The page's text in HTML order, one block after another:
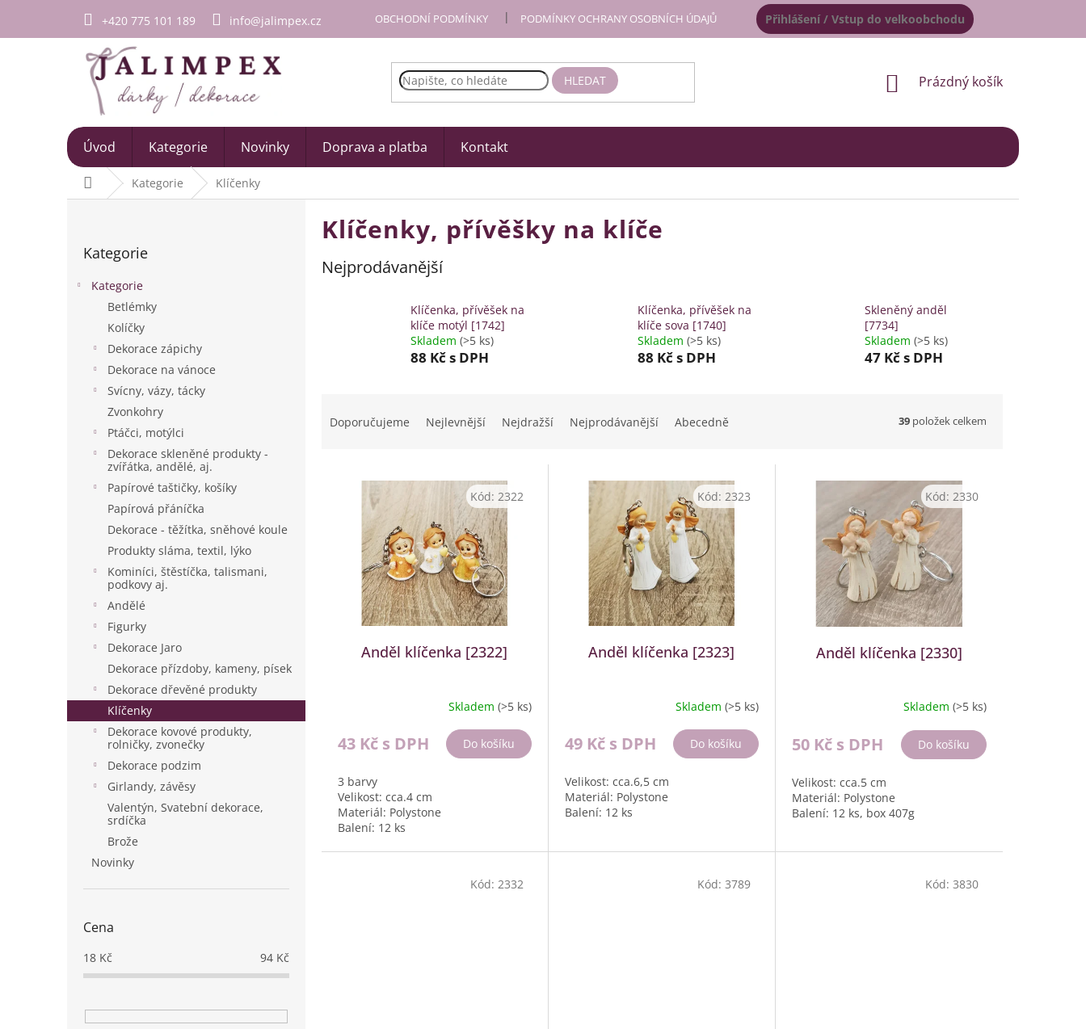
obsah
+420 775 101 189 info@jalimpex.cz OBCHODNÍ PODMÍNKY PODMÍNKY OCHRANY OSOBNÍCH ÚDAJŮ Přihlášení / Vstup do velkoobchodu
HLEDAT
NÁKUPNÍ
Prázdný košík
Úvod Kategorie Novinky Doprava a platba Kontakt
Domů Kategorie Klíčenky
kategorie
Kategorie
Kategorie
Betlémky
Kolíčky
Dekorace zápichy
Dekorace na vánoce
Svícny, vázy, tácky
Zvonkohry
Ptáčci, motýlci
Dekorace skleněné produkty -
zvířátka, andělé, aj.
Papírové taštičky, košíky
Papírová přáníčka
Dekorace - těžítka, sněhové koule
Produkty sláma, textil, lýko
Kominíci, štěstíčka, talismani,
podkovy aj.
Andělé
Figurky
Dekorace Jaro
Dekorace přízdoby, kameny, písek
Dekorace dřevěné produkty
Klíčenky
Dekorace kovové produkty,
rolničky, zvonečky
Dekorace podzim
Girlandy, závěsy
Valentýn, Svatební dekorace,
srdíčka
Brože
Novinky
Cena
18 Kč 94 Kč
Klíčenky, přívěšky na klíče
Nejprodávanější
Klíčenka, přívěšek na
klíče motýl [1742]
Skladem (>5 ks)
88 Kčs DPH
Klíčenka, přívěšek na
klíče sova [1740]
Skladem (>5 ks)
88 Kčs DPH
Skleněný anděl
[7734]
Skladem (>5 ks)
47 Kčs DPH
Doporučujeme Nejlevnější Nejdražší Nejprodávanější Abecedně 39 položek celkem
Anděl klíčenka [2322]
Skladem (>5 ks)
43 Kč s DPH Do košíku
3 barvy
Velikost: cca.4 cm
Materiál: Polystone
Balení: 12 ks
Kód: 2322
Anděl klíčenka [2323]
Skladem (>5 ks)
49 Kč s DPH Do košíku
Velikost: cca.6,5 cm
Materiál: Polystone
Balení: 12 ks
Kód: 2323
Anděl klíčenka [2330]
Skladem (>5 ks)
50 Kč s DPH Do košíku
Velikost: cca.5 cm
Materiál: Polystone
Balení: 12 ks, box 407g
Kód: 2330
Kód: 2332 Kód: 3789 Kód: 3830